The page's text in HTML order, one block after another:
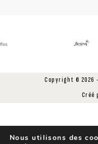
Copyright ©
Créé
Nous utilisons des